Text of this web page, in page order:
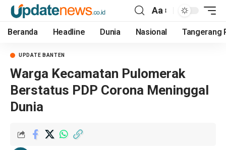
Aa
Beranda Headline Dunia Nasional Tangerang
UPDATE BANTEN
Warga Kecamatan Pulomerak
Berstatus PDP Corona Meninggal
Dunia